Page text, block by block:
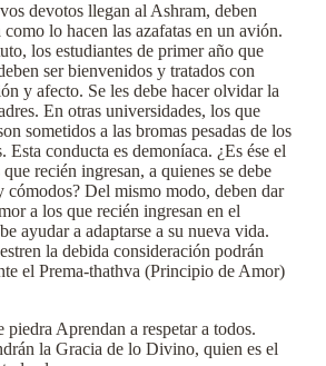
devotos llegan al Ashram, deben
lo hacen las azafatas en un avión.
los estudiantes de primer año que
ser bienvenidos y tratados con
y afecto. Se les debe hacer olvidar la
En otras universidades, los que
sometidos a las bromas pesadas de los
Esta conducta es demoníaca. ¿Es ése el
recién ingresan, a quienes se debe
cómodos? Del mismo modo, deben dar
a los que recién ingresan en el
ayudar a adaptarse a su nueva vida.
la debida consideración podrán
el Prema-thathva (Principio de Amor)
piedra Aprendan a respetar a todos.
la Gracia de lo Divino, quien es el